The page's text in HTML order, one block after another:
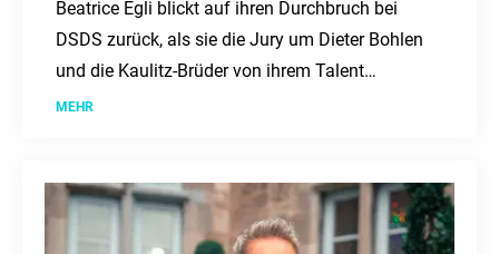
Beatrice Egli blickt auf ihren Durchbruch bei
DSDS zurück, als sie die Jury um Dieter Bohlen
und die Kaulitz-Brüder von ihrem Talent
überzeugte. Besonders Bill Kaulitz, einst
MEHR